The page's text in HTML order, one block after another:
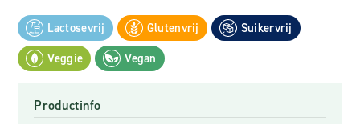
Lactosevrij Glutenvrij
Suikervrij
Veggie
Vegan
Productinfo